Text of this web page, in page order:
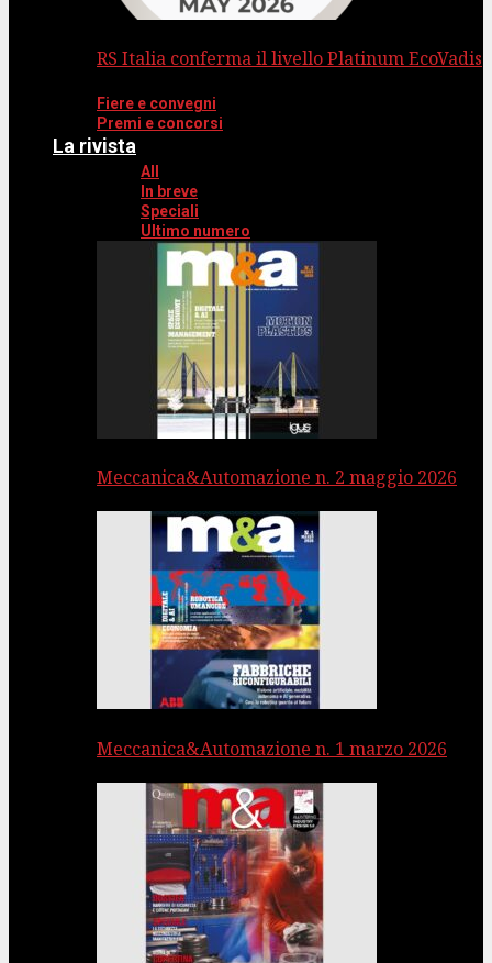
RS Italia conferma il livello Platinum EcoVadis
Fiere e convegni
Premi e concorsi
La rivista
All
In breve
Speciali
Ultimo numero
Meccanica&Automazione n. 2 maggio 2026
Meccanica&Automazione n. 1 marzo 2026